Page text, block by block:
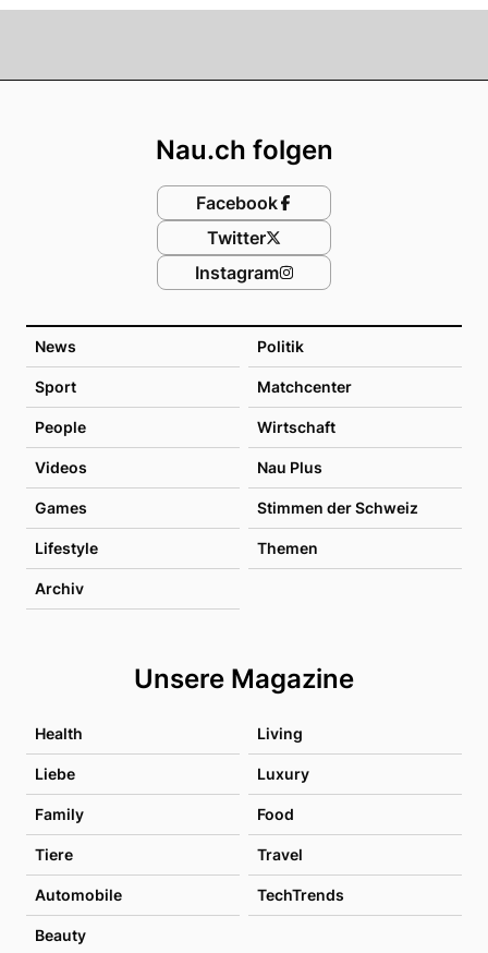
News Politik
Sport Matchcenter
People Wirtschaft
Videos Nau Plus
Games Stimmen der Schweiz
Lifestyle Themen
Archiv
Unsere Magazine
Health Living
Liebe Luxury
Family Food
Tiere Travel
Automobile TechTrends
Beauty
Nau.ch folgen
Facebook
Twitter
Instagram